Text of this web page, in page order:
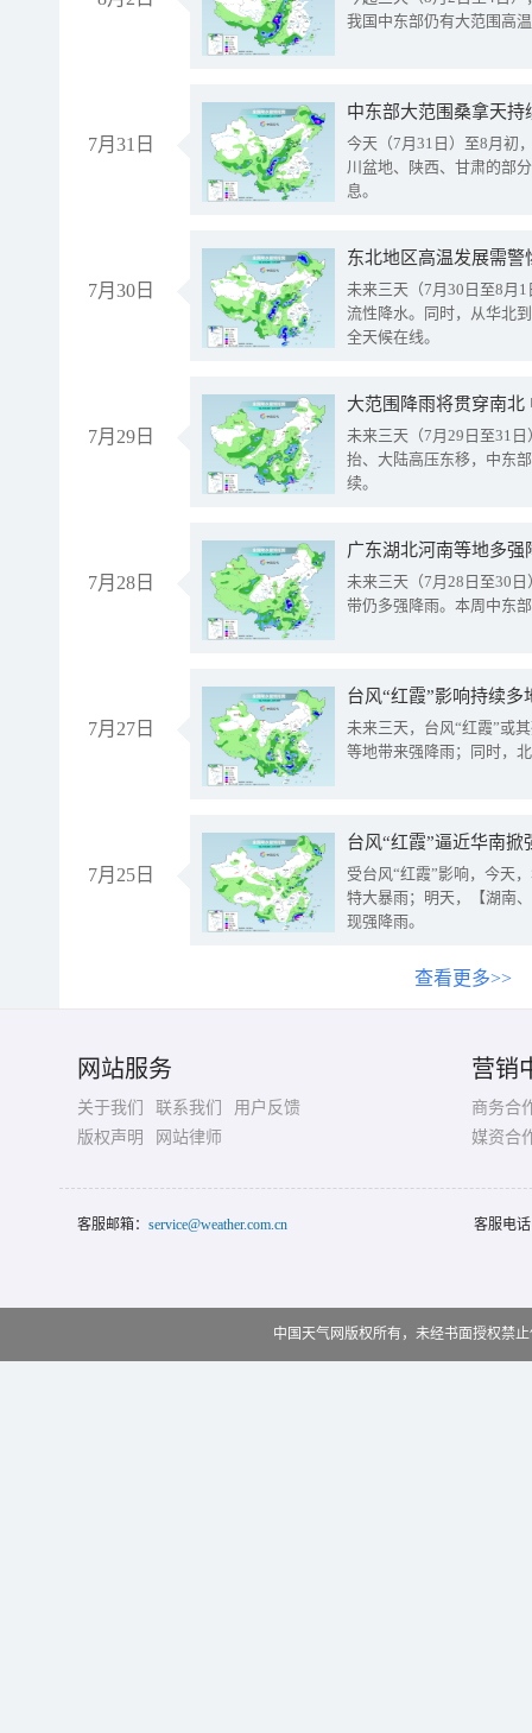
我国中东部仍有大范围高
7月31日
中东部大范围桑拿天
今天（7月31日）至8月初
川盆地、陕西、甘肃的部
息。
7月30日
东北地区高温发展需
未来三天（7月30日至8月
流性降水。同时，从华北
全天候在线。
7月29日
大范围降雨将贯穿南
未来三天（7月29日至31
抬、大陆高压东移，中东
续。
7月28日
广东湖北河南等地多
未来三天（7月28日至30
带仍多强降雨。本周中东
7月27日
台风“红霞”影响持续
未来三天，台风“红霞”或
等地带来强降雨；同时，
7月25日
台风“红霞”逼近华南
受台风“红霞”影响，今天
特大暴雨；明天，【湖南
现强降雨。
查看更多>>
网站服务
关于我们 联系我们
用户反馈
版权声明
网站律师
营销
商务合
媒资合
客服邮箱： service@weather.com.cn 客服电
中国天气网版权所有，未经书面授权